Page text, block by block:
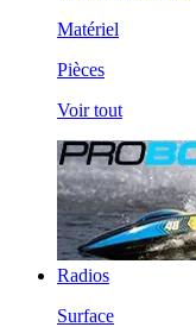
Matériel
Pièces
Voir tout
Radios
Surface